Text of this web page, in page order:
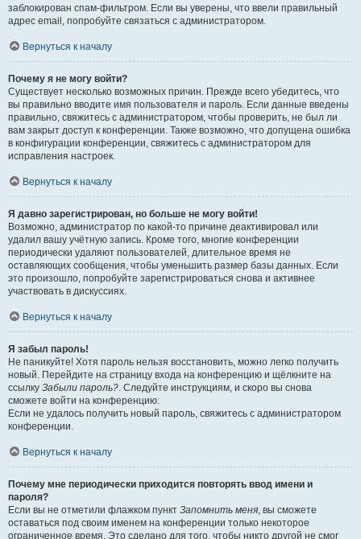
заблокирован спам-фильтром. Если вы уверены, что ввели правильный
адрес email, попробуйте связаться с администратором.
Вернуться к началу
Почему я не могу войти?
Существует несколько возможных причин. Прежде всего убедитесь, что
вы правильно вводите имя пользователя и пароль. Если данные введены
правильно, свяжитесь с администратором, чтобы проверить, не был ли
вам закрыт доступ к конференции. Также возможно, что допущена ошибка
в конфигурации конференции, свяжитесь с администратором для
исправления настроек.
Вернуться к началу
Я давно зарегистрирован, но больше не могу войти!
Возможно, администратор по какой-то причине деактивировал или
удалил вашу учётную запись. Кроме того, многие конференции
периодически удаляют пользователей, длительное время не
оставляющих сообщения, чтобы уменьшить размер базы данных. Если
это произошло, попробуйте зарегистрироваться снова и активнее
участвовать в дискуссиях.
Вернуться к началу
Я забыл пароль!
Не паникуйте! Хотя пароль нельзя восстановить, можно легко получить
новый. Перейдите на страницу входа на конференцию и щёлкните на
ссылку Забыли пароль?. Следуйте инструкциям, и скоро вы снова
сможете войти на конференцию.
Если не удалось получить новый пароль, свяжитесь с администратором
конференции.
Вернуться к началу
Почему мне периодически приходится повторять ввод имени и
пароля?
Если вы не отметили флажком пункт Запомнить меня, вы сможете
оставаться под своим именем на конференции только некоторое
ограниченное время. Это сделано для того, чтобы никто другой не смог